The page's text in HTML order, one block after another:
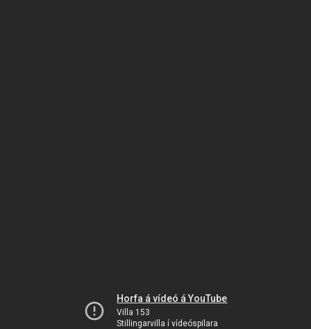
Horfa á vídeó á YouTube
Villa 153
Stillingarvilla í vídeóspilara